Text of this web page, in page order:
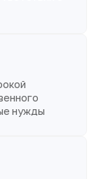
нужды